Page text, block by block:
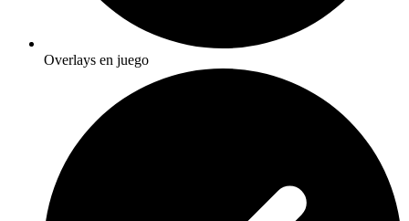
Overlays en juego